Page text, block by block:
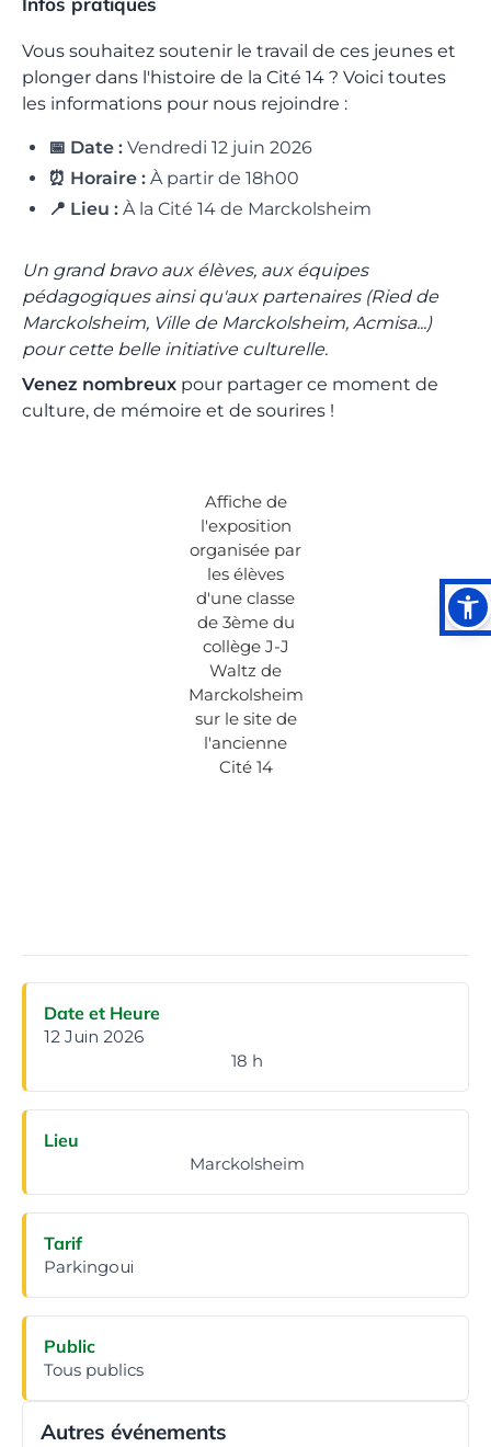
Vous souhaitez soutenir le travail de ces jeunes et
plonger dans l'histoire de la Cité 14 ? Voici toutes
les informations pour nous rejoindre :
📅 Date : Vendredi 12 juin 2026
⏰ Horaire : À partir de 18h00
📍 Lieu : À la Cité 14 de Marckolsheim
Un grand bravo aux élèves, aux équipes
pédagogiques ainsi qu'aux partenaires (Ried de
Marckolsheim, Ville de Marckolsheim, Acmisa...)
pour cette belle initiative culturelle.
Venez nombreux pour partager ce moment de
culture, de mémoire et de sourires !
Affiche de
l'exposition
organisée par
les élèves
d'une classe
de 3ème du
collège J-J
Waltz de
Marckolsheim
sur le site de
l'ancienne
Cité 14
Date et Heure
12 Juin 2026
18 h
Lieu
Marckolsheim
Tarif
Parkingoui
Public
Tous publics
Autres événements